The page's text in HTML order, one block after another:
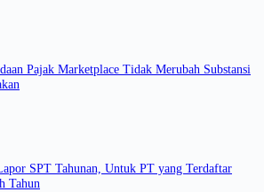
Pajak Marketplace Tidak Merubah Substansi
SPT Tahunan, Untuk PT yang Terdaftar
Tahun